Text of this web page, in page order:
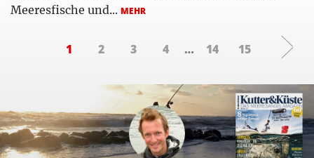
Meeresfische und... MEHR
1 2 3 4 … 14 15